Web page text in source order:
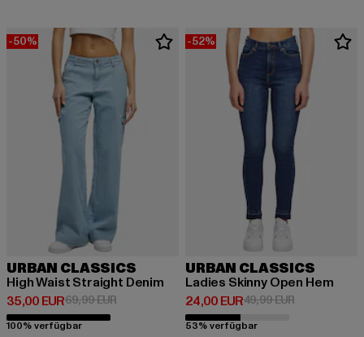
-50%
URBAN CLASSICS
High Waist Straight Denim
35,00 EUR
Derzeitiger Preis: 35,00 EUR
69,99 EURAktionspreis: 69,99 EUR
100% verfügbar
-52%
URBAN CLASSICS
Ladies Skinny Open Hem
24,00 EUR
Derzeitiger Preis: 24,00 EUR
49,99 EURAktionspreis:
53% verfügbar